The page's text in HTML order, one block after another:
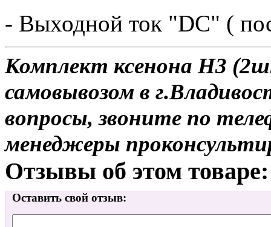
- Выходной ток "DC" (
Комплект ксенона H3
самовывозом в
вопросы, звоните по
менеджеры
Отзывы об этом товаре:
Оставить свой отзыв: